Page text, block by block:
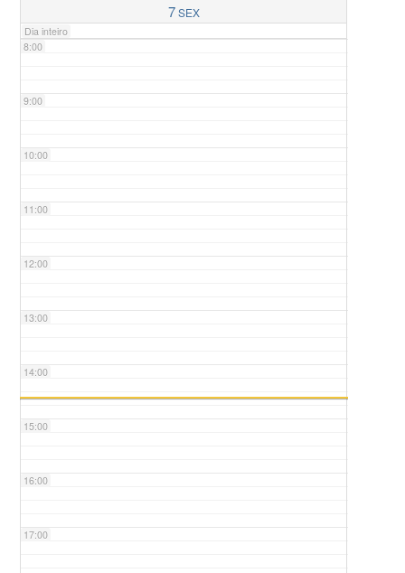
7SEX
Dia inteiro
8:00
9:00
10:00
11:00
12:00
13:00
14:00
15:00
16:00
17:00